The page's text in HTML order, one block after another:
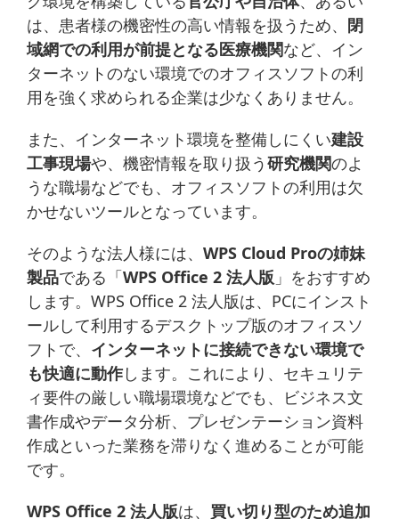
は、患者様の機密性の高い情報を扱うため、 閉
域網での利用が前提となる医療機関など、イン
ターネットのない環境でのオフィスソフトの利
用を強く求められる企業は少なくありません。
また、インターネット環境を整備しにくい建設
工事現場や、機密情報を取り扱う研究機関のよ
うな職場などでも、オフィスソフトの利用は欠
かせないツールとなっています。
そのような法人様には、 WPS Cloud Proの姉妹
製品である「WPS Office 2 法人版 」をおすすめ
します。WPS Office 2 法人版は、PCにインスト
ールして利用するデスクトップ版のオフィスソ
フトで、 インターネットに接続できない環境で
も快適に動作します。これにより、セキュリテ
ィ要件の厳しい職場環境などでも、ビジネス文
書作成やデータ分析、プレゼンテーション資料
作成といった業務を滞りなく進めることが可能
です。
WPS Office 2 法人版は、 買い切り型のため追加